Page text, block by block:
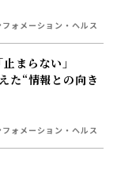
ォメーション・ヘルス
止まらない」
た“情報との向き
ォメーション・ヘルス